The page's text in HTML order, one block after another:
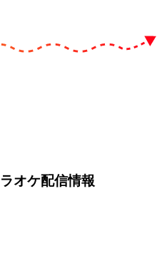
オケ配信情報